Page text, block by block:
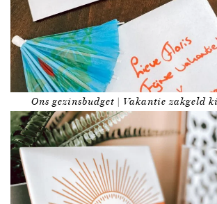
Ons gezinsbudget | Vakantie zakgeld